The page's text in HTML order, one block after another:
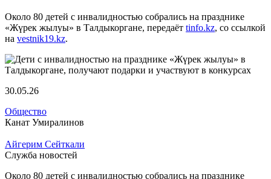
Около 80 детей с инвалидностью собрались на празднике
«Жүрек жылуы» в Талдыкоргане, передаёт tinfo.kz, со ссылкой
на vestnik19.kz.
30.05.26
Общество
Канат Умиралинов
Айгерим Сейткали
Служба новостей
Около 80 детей с инвалидностью собрались на празднике